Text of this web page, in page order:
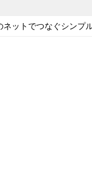
ネットでつなぐシンプ